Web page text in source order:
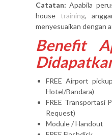
Catatan: Apabila
house training,
menyesuaikan dengan
Benefit
FREE Airport
Hotel/Bandara)
FREE Transportasi
Request)
Module / Handout